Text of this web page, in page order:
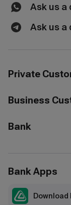
Ask us a
Ask us
Private
Business
Bank
Bank Apps
Download